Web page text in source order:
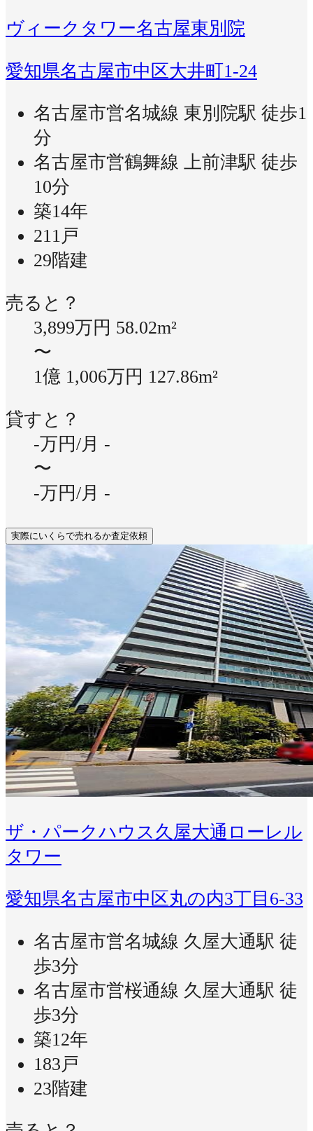
ヴィークタワー名古屋東別院
愛知県名古屋市中区大井町1-24
名古屋市営名城線 東別院駅 徒歩1
分
名古屋市営鶴舞線 上前津駅 徒歩
10分
築14年
211戸
29階建
売ると？
3,899万円 58.02m²
〜
1億 1,006万円 127.86m²
貸すと？
-万円/月 -
〜
-万円/月 -
実際にいくらで売れるか査定依頼
ザ・パークハウス久屋大通ローレル
タワー
愛知県名古屋市中区丸の内3丁目6-33
名古屋市営名城線 久屋大通駅 徒
歩3分
名古屋市営桜通線 久屋大通駅 徒
歩3分
築12年
183戸
23階建